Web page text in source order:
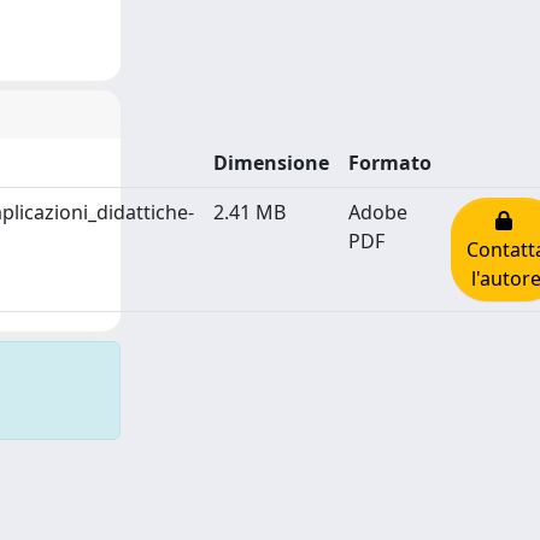
Dimensione
Formato
2.41 MB
Adobe
PDF
l'autore